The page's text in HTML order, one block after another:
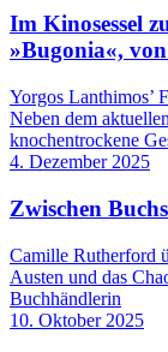
Im Kinosessel
»Bugonia«,
Yorgos Lanthimos’
Neben dem
knochentrockene
4. Dezember 2025
Zwischen
Camille Rutherford
Austen und das
Buchhändlerin
10. Oktober 2025